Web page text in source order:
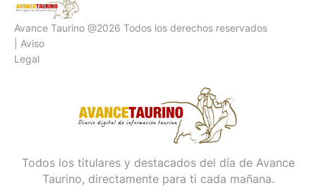
Avance Taurino @2026 Todos los derechos reservados
| Aviso
Legal
Todos los titulares y destacados del día de Avance
Taurino, directamente para ti cada mañana.